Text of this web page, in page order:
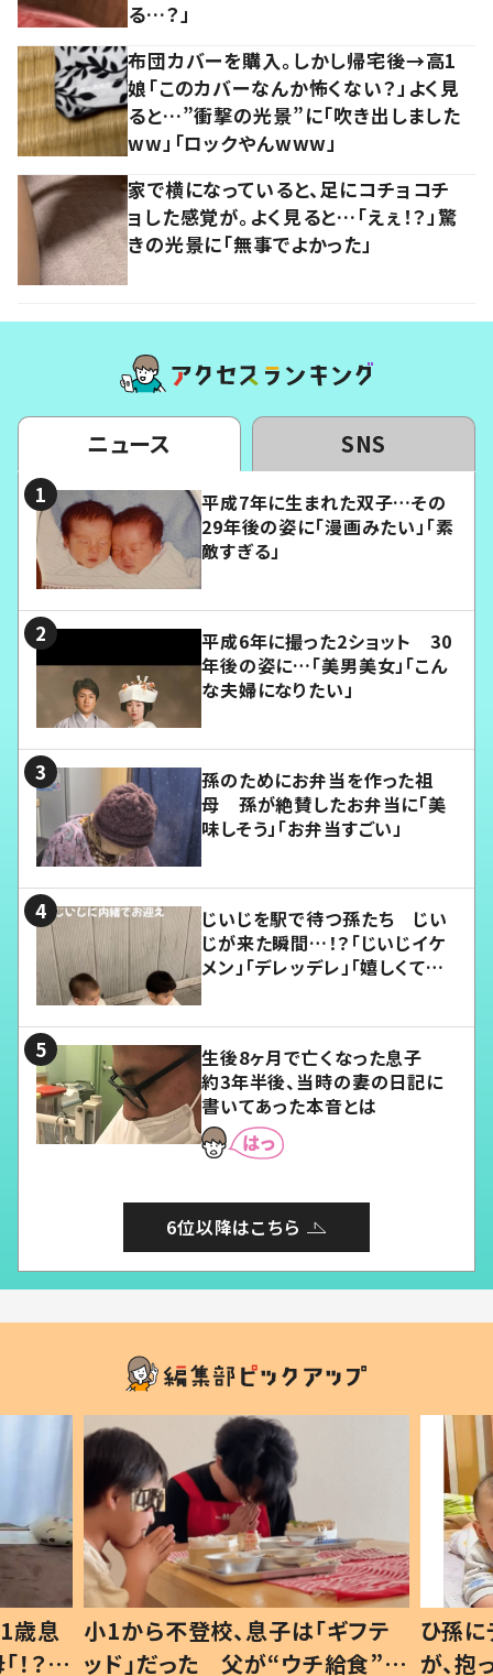
る…？」
布団カバーを購入。しかし帰宅後→高1
娘「このカバーなんか怖くない？」よく見
ると…”衝撃の光景”に「吹き出しました
ww」「ロックやんwww」
家で横になっていると、足にコチョコチ
ョした感覚が。よく見ると…「えぇ！？」驚
きの光景に「無事でよかった」
ニュース SNS
平成7年に生まれた双子…その
29年後の姿に「漫画みたい」「素
敵すぎる」
平成6年に撮った2ショット 30
年後の姿に…「美男美女」「こん
な夫婦になりたい」
孫のためにお弁当を作った祖
母 孫が絶賛したお弁当に「美
味しそう」「お弁当すごい」
じいじを駅で待つ孫たち じい
じが来た瞬間…！？「じいじイケ
メン」「デレッデレ」「嬉しくて可
生後8ヶ月で亡くなった息子
約3年半後、当時の妻の日記に
書いてあった本音とは
6位以降はこちら
歳息
？」
小1から不登校、息子は「ギフテ
ッド」だった 父が“ウチ給食”を
ひ孫
が、